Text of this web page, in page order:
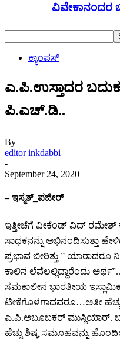
ವಿವೇಕಾನಂದರ
ಕ್ಯಾಂಪಸ್
ಎ.ಪಿ.ಉಸ್ತಾದರ
ಪಿ.ಎ‍ಚ್.ಡಿ..
By
editor inkdabbi
-
September 24, 2020
– ಇಸ್ಮತ್_ಪಜೀರ್
ಇತ್ತೀಚೆಗೆ ವೀಕೆಂಡ್ ವಿದ್ ರಮೇಶ್
ಸಾಧಕನನ್ನು ಅಭಿನಂದಿಸುತ್ತಾ
ಪ್ರಭಾವ ಬೀರಿತ್ತು‌ ” ಯಾರಾದರೂ
ಕಾಲಿನ ಲೆವೆಲಲ್ಲಿದ್ದಾರೆಂದು
ಸಮಕಾಲೀನ ಭಾರತೀಯ ಇಸ್ಲಾಮಿಕ್
ಟೀಕೆಗೊಳಗಾದವರೂ…‌ಅತೀ
ಎ.ಪಿ.ಅಬೂಬಕರ್ ಮುಸ್ಲಿಯಾರ್.
ಹೆಚ್ಚು ಶಿಷ್ಯ ಸಮೂಹವನ್ನು